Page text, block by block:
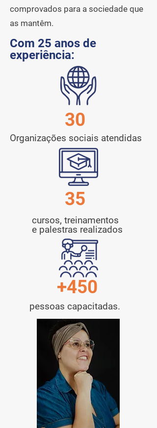
comprovados para a sociedade que
as mantêm.
Com 25 anos de
experiência:
30
Organizações sociais atendidas
35
cursos, treinamentos
e palestras realizados
+450
pessoas capacitadas.